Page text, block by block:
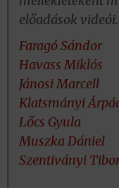
előadások videói.
Faragó Sándor
Havass Miklós
Jánosi Marcell
Klatsmányi
Lőcs Gyula
Muszka Dániel
Szentiványi